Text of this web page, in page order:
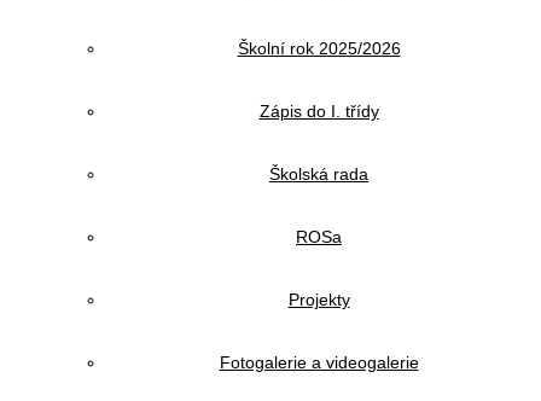
Školní rok 2025/2026
Zápis do I. třídy
Školská rada
ROSa
Projekty
Fotogalerie a videogalerie